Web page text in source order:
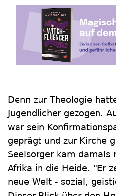
Denn zur Theologie
Jugendlicher gezogen.
war sein
geprägt und zur Kirche
Seelsorger kam damals
Afrika in die Heide. "Er
neue Welt - sozial,